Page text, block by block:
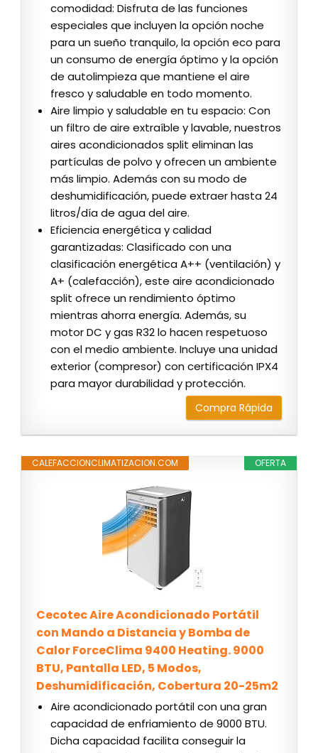
comodidad: Disfruta de las funciones
especiales que incluyen la opción noche
para un sueño tranquilo, la opción eco para
un consumo de energía óptimo y la opción
de autolimpieza que mantiene el aire
fresco y saludable en todo momento.
Aire limpio y saludable en tu espacio: Con
un filtro de aire extraíble y lavable, nuestros
aires acondicionados split eliminan las
partículas de polvo y ofrecen un ambiente
más limpio. Además con su modo de
deshumidificación, puede extraer hasta 24
litros/día de agua del aire.
Eficiencia energética y calidad
garantizadas: Clasificado con una
clasificación energética A++ (ventilación) y
A+ (calefacción), este aire acondicionado
split ofrece un rendimiento óptimo
mientras ahorra energía. Además, su
motor DC y gas R32 lo hacen respetuoso
con el medio ambiente. Incluye una unidad
exterior (compresor) con certificación IPX4
para mayor durabilidad y protección.
Compra Rápida
OFERTA
CALEFACCIONCLIMATIZACION.COM
Cecotec Aire Acondicionado Portátil
con Mando a Distancia y Bomba de
Calor ForceClima 9400 Heating. 9000
BTU, Pantalla LED, 5 Modos,
Deshumidificación, Cobertura 20-25m2
Aire acondicionado portátil con una gran
capacidad de enfriamiento de 9000 BTU.
Dicha capacidad facilita conseguir la